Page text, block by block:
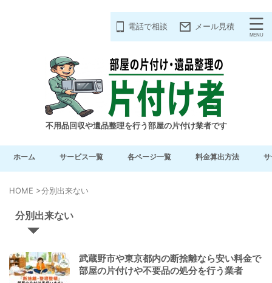
電話で相談 メール見積
不用品回収や遺品整理を行う部屋の片付け業者です
ホーム サービス一覧 各ページ一覧 料金算出方法
HOME >分別出来ない
分別出来ない
武蔵野市や東京都内の断捨離なら安い料金で
部屋の片付けや不要品の処分を行う業者